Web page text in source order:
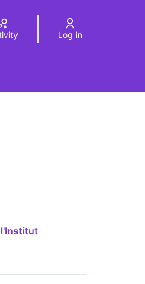
Log in
l'Institut